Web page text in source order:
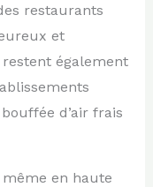
restaurants
et
également
d’air frais
en haute